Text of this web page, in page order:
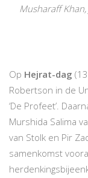
Musharaff
Op Hejrat-dag
Robertson in de
‘De Profeet’.
Murshida Salima
van Stolk en Pir
samenkomst